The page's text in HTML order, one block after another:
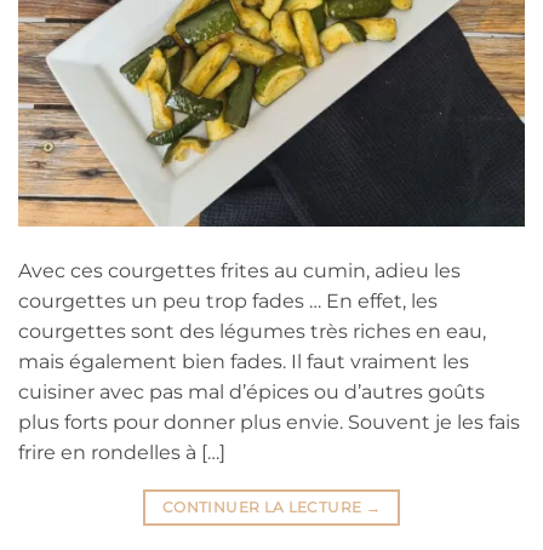
Avec ces courgettes frites au cumin, adieu les
courgettes un peu trop fades … En effet, les
courgettes sont des légumes très riches en eau,
mais également bien fades. Il faut vraiment les
cuisiner avec pas mal d’épices ou d’autres goûts
plus forts pour donner plus envie. Souvent je les fais
frire en rondelles à […]
CONTINUER LA LECTURE →